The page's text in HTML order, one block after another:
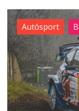
Autósport